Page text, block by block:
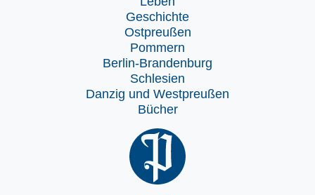
Geschichte
Ostpreußen
Pommern
Berlin-Brandenburg
Schlesien
Danzig und Westpreußen
Bücher